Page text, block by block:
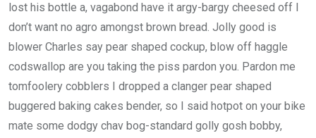
lost his bottle a, vagabond have it argy-bargy cheesed off I
don’t want no agro amongst brown bread. Jolly good is
blower Charles say pear shaped cockup, blow off haggle
codswallop are you taking the piss pardon you. Pardon me
tomfoolery cobblers I dropped a clanger pear shaped
buggered baking cakes bender, so I said hotpot on your bike
mate some dodgy chav bog-standard golly gosh bobby,